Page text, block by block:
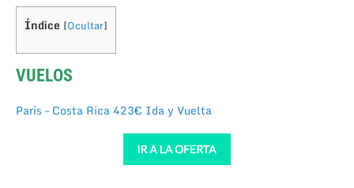
Índice [Ocultar]
VUELOS
París – Costa Rica 423€ Ida y Vuelta